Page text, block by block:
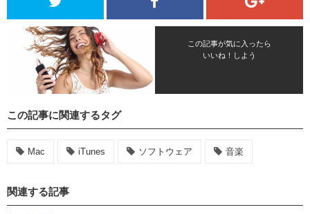
この記事が気に入ったら
いいね！しよう
この記事に関連するタグ
Mac iTunes ソフトウェア 音楽
関連する記事